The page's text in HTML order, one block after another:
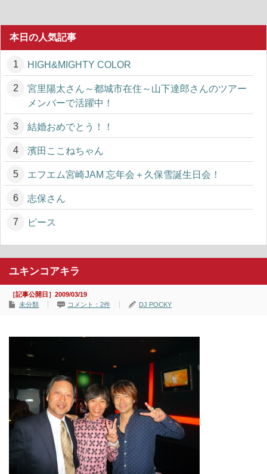
本日の人気記事
HIGH&MIGHTY COLOR
宮里陽太さん～都城市在住～山下達郎さんのツアー
メンバーで活躍中！
結婚おめでとう！！
濱田ここねちゃん
エフエム宮崎JAM 忘年会＋久保雪誕生日会！
志保さん
ピース
ユキンコアキラ
［記事公開日］2009/03/19
未分類
コメント：2件 DJ POCKY